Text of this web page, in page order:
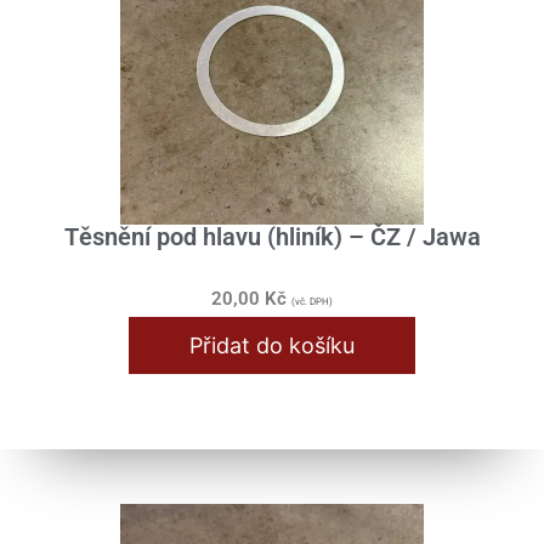
Karburátor / Sání
Klikové ústrojí
Nádrž / Rám / Sedlo
Převodovka
Přístroje
Samolepy
Spojka / Lamely
Těsnění pod hlavu (hliník) – ČZ / Jawa
20,00 Kč (vč. DPH)
Přidat do košíku